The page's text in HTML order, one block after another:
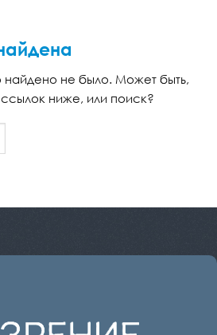
найдено не было. Может быть,
ниже, или поиск?